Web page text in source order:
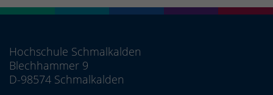
Hochschule Schmalkalden
Blechhammer 9
D-98574 Schmalkalden